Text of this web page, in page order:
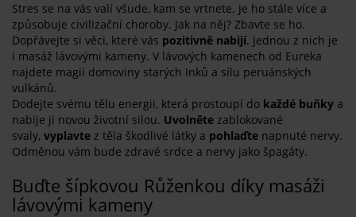
Stres se na vás valí všude, kam se vrtnete. Je ho stále více a
způsobuje civilizační choroby. Jak na něj? Zbavte se ho.
Dopřávejte si věci, které vás pozitivně nabijí. Jednou z nich je
i masáž lávovými kameny. V lávových kamenech od Eureka
najdete magii domoviny starých Inků a sílu peruánských
vulkánů.
Dodejte svému tělu energii, která prostoupí do každé buňky a
nabije ji novou životní silou. Uvolněte zablokované
svaly, vyplavte z těla škodlivé látky a pohlaďte napnuté nervy.
Odměnou vám bude zdravé srdce a nervy jako špagáty.
Buďte šípkovou Růženkou díky masáži
lávovými kameny